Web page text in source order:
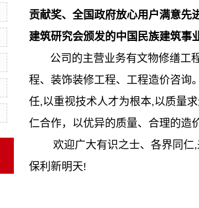
贡献奖、全国政府放心用户满意先
建筑研究会颁发的中国民族建筑事
公司的主营业务有文物修缮工程
程、装饰装修工程、工程造价咨询
任,以重视技术人才为根本,以质量
仁合作，以优异的质量、合理的造
欢迎广大有识之士、各界同仁,
保利新明天!